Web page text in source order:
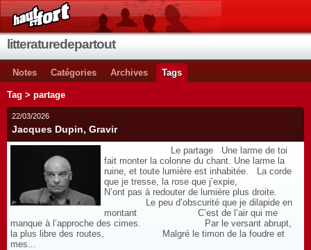
litteraturedepartout
Notes Catégories Archives Tags
Tag > partage
22/03/2026
Jacques Dupin, Gravir
Le partage Une larme de toi
fait monter la colonne du chant. Une larme la
ruine, et toute lumière est inhabitée. La corde
que je tresse, la rose que j’expie,
N’ont pas à redouter de lumière plus droite.
Le peu d’obscurité que je dilapide en
montant C’est de l’air qui me
manque à l’approche des cimes. Par le versant abrupt,
la plus libre des routes, Malgré le timon de la foudre et
mes...